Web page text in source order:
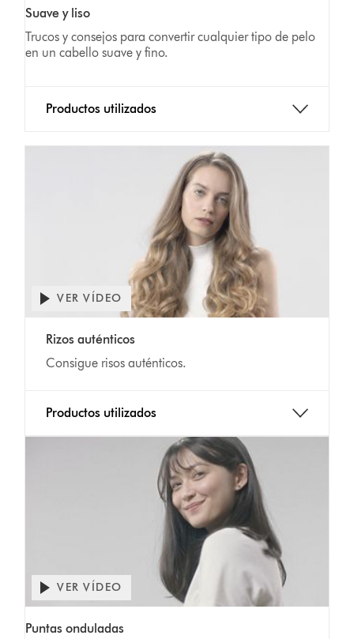
Suave y liso
Trucos y consejos para convertir cualquier tipo de pelo
en un cabello suave y fino.
Productos utilizados
VER VÍDEO
Rizos auténticos
Consigue risos auténticos.
Productos utilizados
VER VÍDEO
Puntas onduladas